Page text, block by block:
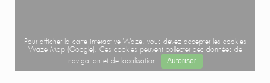
Pour afficher la carte interactive Waze, vous devez accepter les cookies
Waze Map (Google). Ces cookies peuvent collecter des données de
navigation et de localisation.
Autoriser